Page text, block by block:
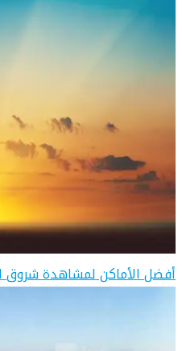
أفضل الأماكن لمشاهدة